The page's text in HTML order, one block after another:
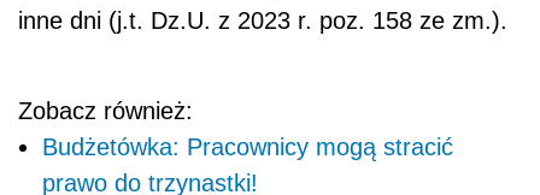
inne dni (j.t. Dz.U. z 2023 r. poz. 158 ze zm.).
Zobacz również:
Budżetówka: Pracownicy mogą stracić
prawo do trzynastki!